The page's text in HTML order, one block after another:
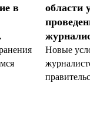
в
области
Новые